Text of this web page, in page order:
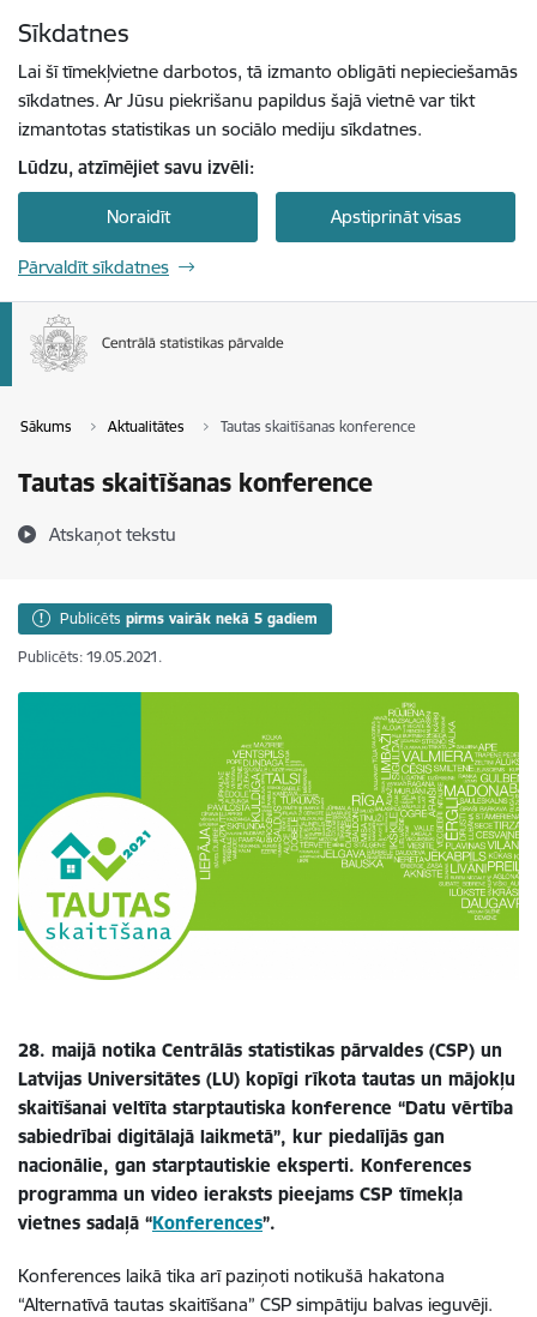
Sīkdatnes
Lai šī tīmekļvietne darbotos, tā izmanto obligāti nepieciešamās
sīkdatnes. Ar Jūsu piekrišanu papildus šajā vietnē var tikt
izmantotas statistikas un sociālo mediju sīkdatnes.
Lūdzu, atzīmējiet savu izvēli:
Noraidīt Apstiprināt visas
Pārvaldīt sīkdatnes
Sākums Aktualitātes Tautas skaitīšanas konference
Tautas skaitīšanas konference
Atskaņot tekstu
Publicēts pirms vairāk nekā 5 gadiem
Publicēts: 19.05.2021.
28. maijā notika Centrālās statistikas pārvaldes (CSP) un
Latvijas Universitātes (LU) kopīgi rīkota tautas un mājokļu
skaitīšanai veltīta starptautiska konference “Datu vērtība
sabiedrībai digitālajā laikmetā”, kur piedalījās gan
nacionālie, gan starptautiskie eksperti. Konferences
programma un video ieraksts pieejams CSP tīmekļa
vietnes sadaļā “Konferences”.
Konferences laikā tika arī paziņoti notikušā hakatona
“Alternatīvā tautas skaitīšana” CSP simpātiju balvas ieguvēji.